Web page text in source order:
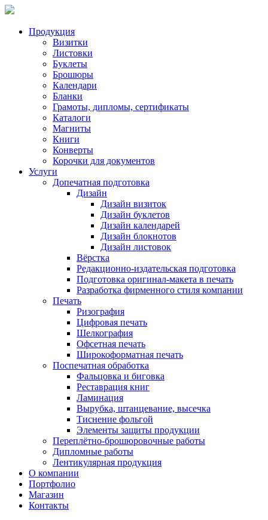
Продукция
Визитки
Листовки
Буклеты
Брошюры
Календари
Бланки
Грамоты, дипломы, сертификаты
Каталоги
Магниты
Книги
Конверты
Корочки для документов
Услуги
Допечатная подготовка
Дизайн
Дизайн визиток
Дизайн буклетов
Дизайн календарей
Дизайн блокнотов
Дизайн листовок
Вёрстка
Редакционно-издательская подготовка
Подготовка оригинал-макета в печать
Разработка фирменного стиля компании
Печать
Ризография
Цифровая печать
Шелкография
Офсетная печать
Широкоформатная печать
Поспечатная обработка
Фальцовка и биговка
Реставрация книг
Ламинация
Вырубка, штанцевание, высечка
Тиснение фольгой
Элементы защиты продукции
Переплётно-брошюровочные работы
Дипломные работы
Лентикулярная продукция
О компании
Портфолио
Магазин
Контакты